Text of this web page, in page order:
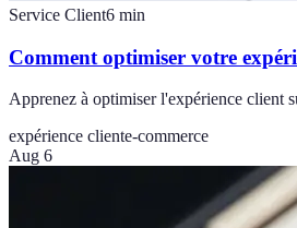
Service Client6 min
Comment optimiser votre
Apprenez à optimiser l'expérience client
expérience cliente-commerce
Aug 6